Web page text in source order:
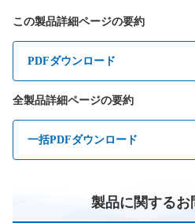
この製品詳細ページの要約
PDFダウンロード
全製品詳細ページの要約
一括PDFダウンロード
製品に関するお